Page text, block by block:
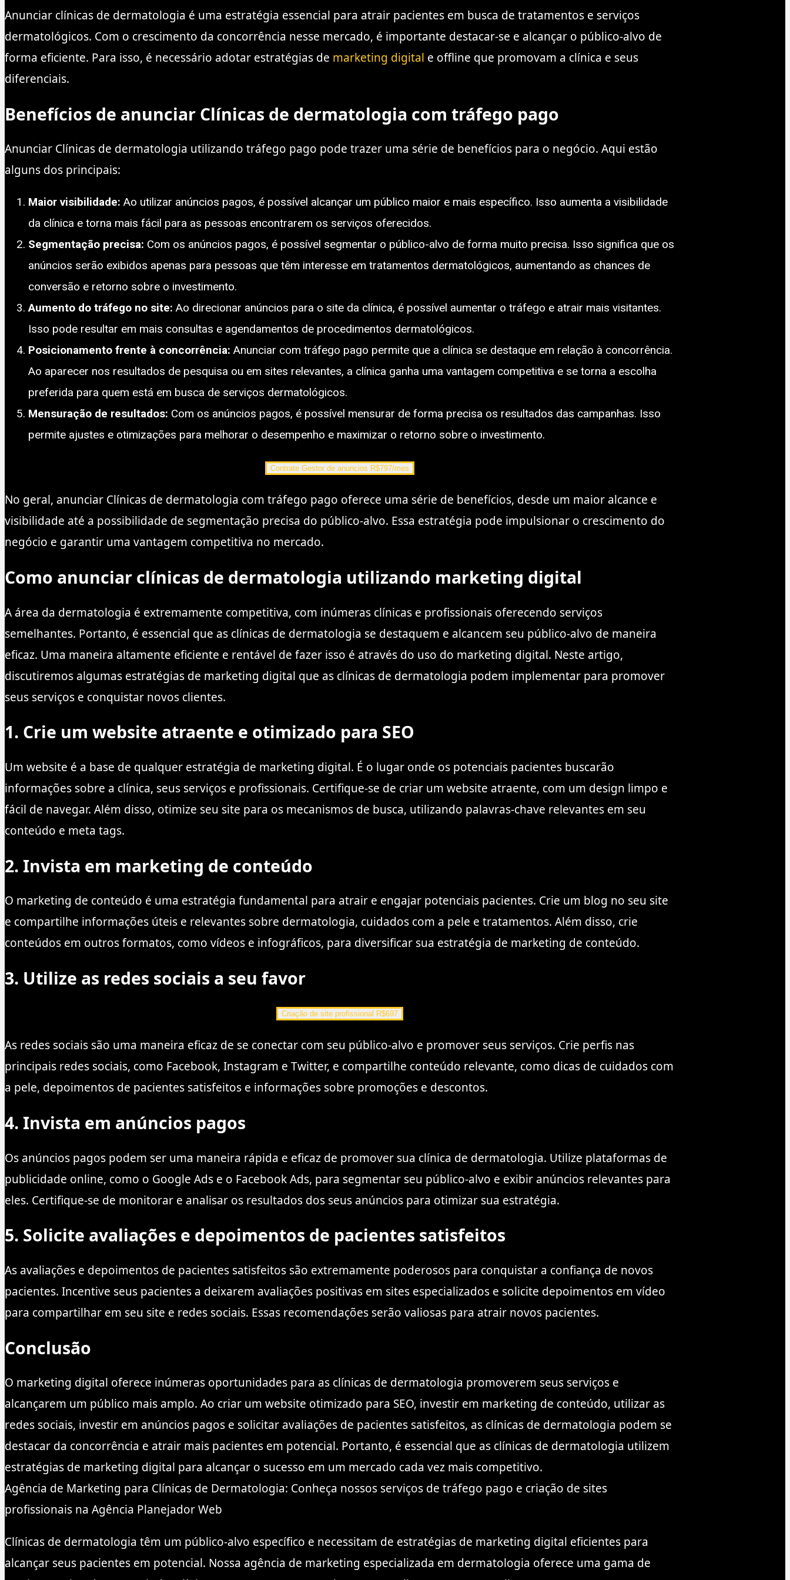
Anunciar clínicas de dermatologia é uma estratégia essencial para atrair pacientes em busca de tratamentos e serviços
dermatológicos. Com o crescimento da concorrência nesse mercado, é importante destacar-se e alcançar o público-alvo de
forma eficiente. Para isso, é necessário adotar estratégias de marketing digital e offline que promovam a clínica e seus
diferenciais.
Benefícios de anunciar Clínicas de dermatologia com tráfego pago
Anunciar Clínicas de dermatologia utilizando tráfego pago pode trazer uma série de benefícios para o negócio. Aqui estão
alguns dos principais:
Maior visibilidade: Ao utilizar anúncios pagos, é possível alcançar um público maior e mais específico. Isso aumenta a visibilidade
da clínica e torna mais fácil para as pessoas encontrarem os serviços oferecidos.
Segmentação precisa: Com os anúncios pagos, é possível segmentar o público-alvo de forma muito precisa. Isso significa que os
anúncios serão exibidos apenas para pessoas que têm interesse em tratamentos dermatológicos, aumentando as chances de
conversão e retorno sobre o investimento.
Aumento do tráfego no site: Ao direcionar anúncios para o site da clínica, é possível aumentar o tráfego e atrair mais visitantes.
Isso pode resultar em mais consultas e agendamentos de procedimentos dermatológicos.
Posicionamento frente à concorrência: Anunciar com tráfego pago permite que a clínica se destaque em relação à concorrência.
Ao aparecer nos resultados de pesquisa ou em sites relevantes, a clínica ganha uma vantagem competitiva e se torna a escolha
preferida para quem está em busca de serviços dermatológicos.
Mensuração de resultados: Com os anúncios pagos, é possível mensurar de forma precisa os resultados das campanhas. Isso
permite ajustes e otimizações para melhorar o desempenho e maximizar o retorno sobre o investimento.
Contrate Gestor de anuncios R$797/mes
No geral, anunciar Clínicas de dermatologia com tráfego pago oferece uma série de benefícios, desde um maior alcance e
visibilidade até a possibilidade de segmentação precisa do público-alvo. Essa estratégia pode impulsionar o crescimento do
negócio e garantir uma vantagem competitiva no mercado.
Como anunciar clínicas de dermatologia utilizando marketing digital
A área da dermatologia é extremamente competitiva, com inúmeras clínicas e profissionais oferecendo serviços
semelhantes. Portanto, é essencial que as clínicas de dermatologia se destaquem e alcancem seu público-alvo de maneira
eficaz. Uma maneira altamente eficiente e rentável de fazer isso é através do uso do marketing digital. Neste artigo,
discutiremos algumas estratégias de marketing digital que as clínicas de dermatologia podem implementar para promover
seus serviços e conquistar novos clientes.
1. Crie um website atraente e otimizado para SEO
Um website é a base de qualquer estratégia de marketing digital. É o lugar onde os potenciais pacientes buscarão
informações sobre a clínica, seus serviços e profissionais. Certifique-se de criar um website atraente, com um design limpo e
fácil de navegar. Além disso, otimize seu site para os mecanismos de busca, utilizando palavras-chave relevantes em seu
conteúdo e meta tags.
2. Invista em marketing de conteúdo
O marketing de conteúdo é uma estratégia fundamental para atrair e engajar potenciais pacientes. Crie um blog no seu site
e compartilhe informações úteis e relevantes sobre dermatologia, cuidados com a pele e tratamentos. Além disso, crie
conteúdos em outros formatos, como vídeos e infográficos, para diversificar sua estratégia de marketing de conteúdo.
3. Utilize as redes sociais a seu favor
Criação de site profissional R$697
As redes sociais são uma maneira eficaz de se conectar com seu público-alvo e promover seus serviços. Crie perfis nas
principais redes sociais, como Facebook, Instagram e Twitter, e compartilhe conteúdo relevante, como dicas de cuidados com
a pele, depoimentos de pacientes satisfeitos e informações sobre promoções e descontos.
4. Invista em anúncios pagos
Os anúncios pagos podem ser uma maneira rápida e eficaz de promover sua clínica de dermatologia. Utilize plataformas de
publicidade online, como o Google Ads e o Facebook Ads, para segmentar seu público-alvo e exibir anúncios relevantes para
eles. Certifique-se de monitorar e analisar os resultados dos seus anúncios para otimizar sua estratégia.
5. Solicite avaliações e depoimentos de pacientes satisfeitos
As avaliações e depoimentos de pacientes satisfeitos são extremamente poderosos para conquistar a confiança de novos
pacientes. Incentive seus pacientes a deixarem avaliações positivas em sites especializados e solicite depoimentos em vídeo
para compartilhar em seu site e redes sociais. Essas recomendações serão valiosas para atrair novos pacientes.
Conclusão
O marketing digital oferece inúmeras oportunidades para as clínicas de dermatologia promoverem seus serviços e
alcançarem um público mais amplo. Ao criar um website otimizado para SEO, investir em marketing de conteúdo, utilizar as
redes sociais, investir em anúncios pagos e solicitar avaliações de pacientes satisfeitos, as clínicas de dermatologia podem se
destacar da concorrência e atrair mais pacientes em potencial. Portanto, é essencial que as clínicas de dermatologia utilizem
estratégias de marketing digital para alcançar o sucesso em um mercado cada vez mais competitivo.
Agência de Marketing para Clínicas de Dermatologia: Conheça nossos serviços de tráfego pago e criação de sites
profissionais na Agência Planejador Web
Clínicas de dermatologia têm um público-alvo específico e necessitam de estratégias de marketing digital eficientes para
alcançar seus pacientes em potencial. Nossa agência de marketing especializada em dermatologia oferece uma gama de